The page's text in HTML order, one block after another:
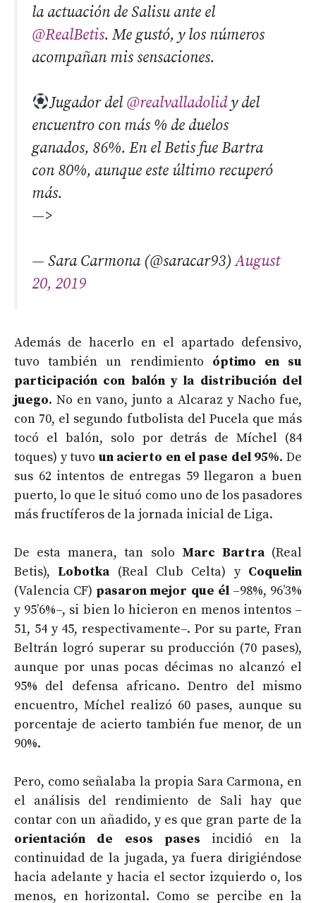
la actuación de Salisu ante el
@RealBetis. Me gustó, y los números
acompañan mis sensaciones.
Jugador del@realvalladolidy del
encuentro con más % de duelos
ganados, 86%. En el Betis fue Bartra
con 80%, aunque este último recuperó
más.
—>
— Sara Carmona (@saracar93)August
20, 2019
Además de hacerlo en el apartado defensivo,
tuvo también un rendimiento óptimo en su
participación con balón y la distribución del
juego. No en vano, junto a Alcaraz y Nacho fue,
con 70, el segundo futbolista del Pucela que más
tocó el balón, solo por detrás de Míchel (84
toques) y tuvo un acierto en el pase del 95%. De
sus 62 intentos de entregas 59 llegaron a buen
puerto, lo que le situó como uno de los pasadores
más fructíferos de la jornada inicial de Liga.
De esta manera, tan solo Marc Bartra(Real
Betis), Lobotka (Real Club Celta) y Coquelin
(Valencia CF) pasaron mejor que él–98%, 96’3%
y 95’6%–, si bien lo hicieron en menos intentos –
51, 54 y 45, respectivamente–. Por su parte, Fran
Beltrán logró superar su producción (70 pases),
aunque por unas pocas décimas no alcanzó el
95% del defensa africano. Dentro del mismo
encuentro, Míchel realizó 60 pases, aunque su
porcentaje de acierto también fue menor, de un
90%.
Pero, como señalaba la propia Sara Carmona, en
el análisis del rendimiento de Sali hay que
contar con un añadido, y es que gran parte de la
orientación de esos pases incidió en la
continuidad de la jugada, ya fuera dirigiéndose
hacia adelante y hacia el sector izquierdo o, los
menos, en horizontal. Como se percibe en la